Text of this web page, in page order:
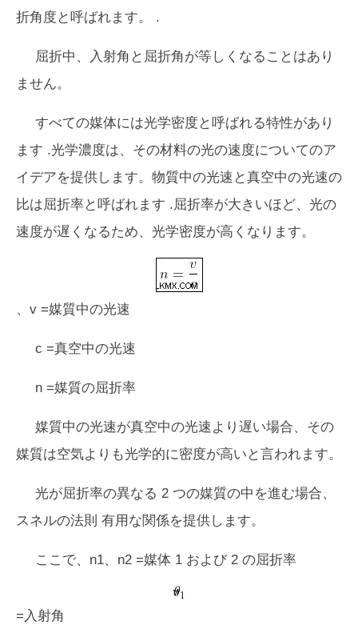
折角度 と呼ばれます。 .
屈折中、入射角と屈折角が等しくなることはあり
ません。
すべての媒体には光学密度 と呼ばれる特性があり
ます .光学濃度は、その材料の光の速度についてのア
イデアを提供します。物質中の光速と真空中の光速の
比は屈折率と呼ばれます .屈折率が大きいほど、光の
速度が遅くなるため、光学密度が高くなります。
、 v =媒質中の光速
c =真空中の光速
n =媒質の屈折率
媒質中の光速が真空中の光速より遅い場合、その
媒質は空気よりも光学的に密度が高いと言われます。
光が屈折率の異なる 2 つの媒質の中を進む場合、
スネルの法則 有用な関係を提供します。
ここで、 n1、n2 =媒体 1 および 2 の屈折率
=入射角